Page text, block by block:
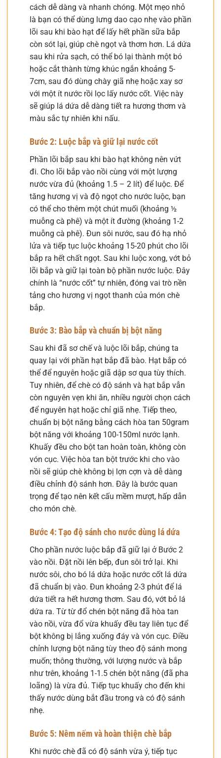
cách dễ dàng và nhanh chóng. Một mẹo nhỏ
là bạn có thể dùng lưng dao cạo nhẹ vào phần
lõi sau khi bào hạt để lấy hết phần sữa bắp
còn sót lại, giúp chè ngọt và thơm hơn. Lá dứa
sau khi rửa sạch, có thể bó lại thành một bó
hoặc cắt thành từng khúc ngắn khoảng 5-
7cm, sau đó dùng chày giã nhẹ hoặc xay sơ
với một ít nước rồi lọc lấy nước cốt. Việc này
sẽ giúp lá dứa dễ dàng tiết ra hương thơm và
màu sắc tự nhiên khi nấu.
Bước 2: Luộc bắp và giữ lại nước cốt
Phần lõi bắp sau khi bào hạt không nên vứt
đi. Cho lõi bắp vào nồi cùng với một lượng
nước vừa đủ (khoảng 1.5 – 2 lít) để luộc. Để
tăng hương vị và độ ngọt cho nước luộc, bạn
có thể cho thêm một chút muối (khoảng ½
muỗng cà phê) và một ít đường (khoảng 1-2
muỗng cà phê). Đun sôi nước, sau đó hạ nhỏ
lửa và tiếp tục luộc khoảng 15-20 phút cho lõi
bắp ra hết chất ngọt. Sau khi luộc xong, vớt bỏ
lõi bắp và giữ lại toàn bộ phần nước luộc. Đây
chính là “nước cốt” tự nhiên, đóng vai trò nền
tảng cho hương vị ngọt thanh của món chè
bắp.
Bước 3: Bào bắp và chuẩn bị bột năng
Sau khi đã sơ chế và luộc lõi bắp, chúng ta
quay lại với phần hạt bắp đã bào. Hạt bắp có
thể để nguyên hoặc giã dập sơ qua tùy thích.
Tuy nhiên, để chè có độ sánh và hạt bắp vẫn
còn nguyên vẹn khi ăn, nhiều người chọn cách
để nguyên hạt hoặc chỉ giã nhẹ. Tiếp theo,
chuẩn bị bột năng bằng cách hòa tan 50gram
bột năng với khoảng 100-150ml nước lạnh.
Khuấy đều cho bột tan hoàn toàn, không còn
vón cục. Việc hòa tan bột trước khi cho vào
nồi sẽ giúp chè không bị lợn cợn và dễ dàng
điều chỉnh độ sánh hơn. Đây là bước quan
trọng để tạo nên kết cấu mềm mượt, hấp dẫn
cho món chè.
Bước 4: Tạo độ sánh cho nước dùng lá dứa
Cho phần nước luộc bắp đã giữ lại ở Bước 2
vào nồi. Đặt nồi lên bếp, đun sôi trở lại. Khi
nước sôi, cho bó lá dứa hoặc nước cốt lá dứa
đã chuẩn bị vào. Đun khoảng 2-3 phút để lá
dứa tiết ra hết hương thơm. Sau đó, vớt bỏ lá
dứa ra. Từ từ đổ chén bột năng đã hòa tan
vào nồi, vừa đổ vừa khuấy đều tay liên tục để
bột không bị lắng xuống đáy và vón cục. Điều
chỉnh lượng bột năng tùy theo độ sánh mong
muốn; thông thường, với lượng nước và bắp
như trên, khoảng 1-1.5 chén bột năng (đã pha
loãng) là vừa đủ. Tiếp tục khuấy cho đến khi
thấy nước dùng bắt đầu trong và có độ sánh
nhẹ.
Bước 5: Nêm nếm và hoàn thiện chè bắp
Khi nước chè đã có độ sánh vừa ý, tiếp tục